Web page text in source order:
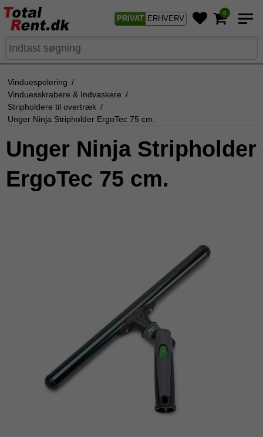
PRIVAT ERHVERV
0
Vinduespolering /
Vinduesskrabere & Indvaskere /
Stripholdere til overtræk /
Unger Ninja Stripholder ErgoTec 75 cm.
Unger Ninja Stripholder
ErgoTec 75 cm.